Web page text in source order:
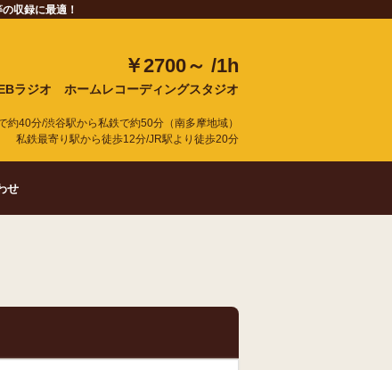
収録に最適！
￥2700～ /1h
ラジオ ホームレコーディングスタジオ
約40分/渋谷駅から私鉄で約50分（南多摩地域）
私鉄最寄り駅から徒歩12分/JR駅より徒歩20分
せ